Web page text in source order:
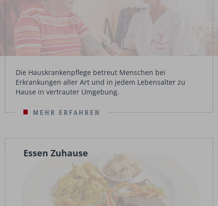
Die Hauskrankenpflege betreut Menschen bei
Erkrankungen aller Art und in jedem Lebensalter zu
Hause in vertrauter Umgebung.
MEHR ERFAHREN
Essen Zuhause